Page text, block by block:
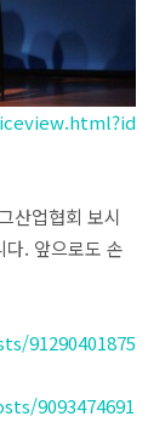
산업협회 보시
. 앞으로도 손
91290401875
9093474691